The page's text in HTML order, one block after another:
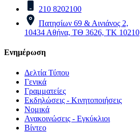
210 8202100
Πατησίων 69 & Αινιάνος 2,
10434 Αθήνα, ΤΘ 3626, ΤΚ 10210
Ενημέρωση
Δελτία Τύπου
Γενικά
Γραμματείες
Εκδηλώσεις - Κινητοποιήσεις
Νομικά
Ανακοινώσεις - Εγκύκλιοι
Βίντεο